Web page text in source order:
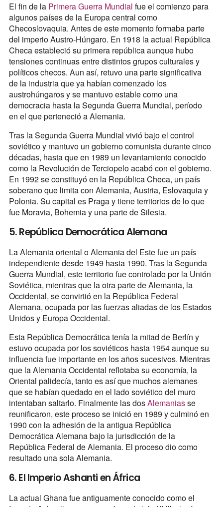
El fin de la Primera Guerra Mundial fue el comienzo para
algunos países de la Europa central como
Checoslovaquia. Antes de este momento formaba parte
del imperio Austro-Húngaro. En 1918 la actual República
Checa estableció su primera república aunque hubo
tensiones continuas entre distintos grupos culturales y
políticos checos. Aun así, retuvo una parte significativa
de la industria que ya habían comenzado los
austrohúngaros y se mantuvo estable como una
democracia hasta la Segunda Guerra Mundial, período
en el que perteneció a Alemania.
Tras la Segunda Guerra Mundial vivió bajo el control
soviético y mantuvo un gobierno comunista durante cinco
décadas, hasta que en 1989 un levantamiento conocido
como la Revolución de Terciopelo acabó con el gobierno.
En 1992 se constituyó en la República Checa, un país
soberano que limita con Alemania, Austria, Eslovaquia y
Polonia. Su capital es Praga y tiene territorios de lo que
fue Moravia, Bohemia y una parte de Silesia.
5. República Democrática Alemana
La Alemania oriental o Alemania del Este fue un país
independiente desde 1949 hasta 1990. Tras la Segunda
Guerra Mundial, este territorio fue controlado por la Unión
Soviética, mientras que la otra parte de Alemania, la
Occidental, se convirtió en la República Federal
Alemana, ocupada por las fuerzas aliadas de los Estados
Unidos y Europa Occidental.
Esta República Democrática tenía la mitad de Berlín y
estuvo ocupada por los soviéticos hasta 1954 aunque su
influencia fue importante en los años sucesivos. Mientras
que la Alemania Occidental reflotaba su economía, la
Oriental palidecía, tanto es así que muchos alemanes
que se habían quedado en el lado soviético del muro
intentaban saltarlo. Finalmente las dosAlemaniasse
reunificaron, este proceso se inició en 1989 y culminó en
1990 con la adhesión de la antigua República
Democrática Alemana bajo la jurisdicción de la
República Federal de Alemania. El proceso dio como
resultado una sola Alemania.
6. El Imperio Ashanti en África
La actual Ghana fue antiguamente conocido como el